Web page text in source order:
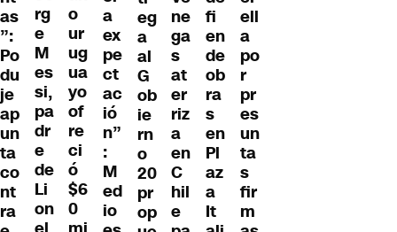
as
”:
Po
du
je
ap
un
ta
co
nt
ra
rg
e
M
es
si,
pa
dr
e
de
Li
on
o
ur
ug
ua
yo
of
re
ci
ó
$6
0
a
ex
pe
ct
ac
ió
n”
:
M
ed
io
eg
a
al
G
ob
ie
rn
o
20
pr
op
ne
ga
s
at
er
riz
a
en
C
hil
e
fi
en
de
ob
ra
s
en
Pl
az
a
It
ell
a
po
r
pr
es
un
ta
s
fir
m